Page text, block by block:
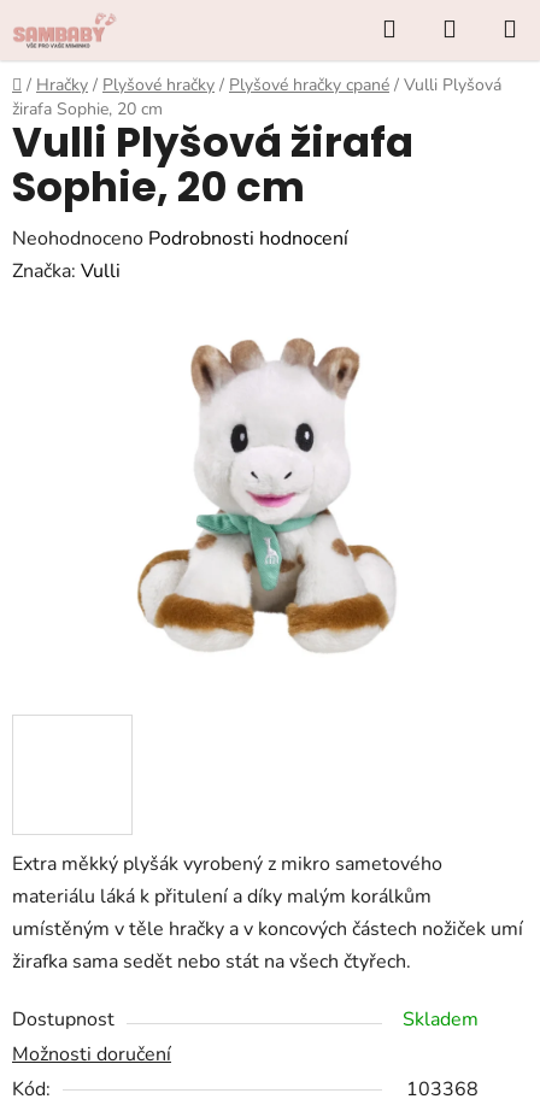
na
obsah
Hledat
KOŠÍK
Domů
/ Hračky / Plyšové hračky / Plyšové hračky cpané / Vulli Plyšová
žirafa Sophie, 20 cm
Extra měkký plyšák vyrobený z mikro sametového
materiálu láká k přitulení a díky malým korálkům
umístěným v těle hračky a v koncových částech nožiček umí
žirafka sama sedět nebo stát na všech čtyřech.
Dostupnost
Skladem
Možnosti doručení
Kód:
103368
Vulli Plyšová žirafa
Sophie, 20 cm
Průměrné
hodnocení
Neohodnoceno Podrobnosti hodnocení
Značka: Vulli